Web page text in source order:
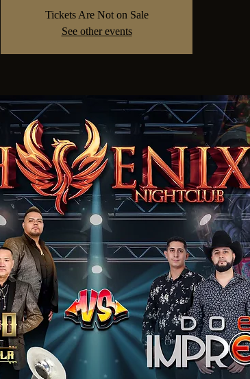
Tickets Are Not on Sale
See other events